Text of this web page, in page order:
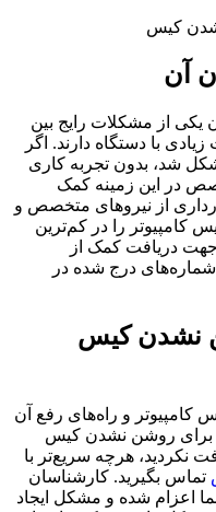
آن
از مشکلات رایج بین
با دستگاه دارند. اگر
شد، بدون تجربه کاری
در این زمینه کمک
از نیرو‌های متخصص و
کامپیوتر را در کم‌ترین
دریافت کمک از
درج شده در
نشدن کیس
کامپیوتر و راه‌های رفع آن
برای روشن نشدن کیس
نکردید، هرچه سریع‌تر با
تماس بگیرید. کارشناسان
اعزام شده و مشکل ایجاد